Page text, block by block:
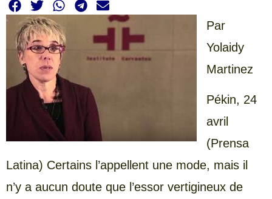
Par
Yolaidy
Martinez
Pékin, 24
avril
(Prensa
Latina) Certains l’appellent une mode, mais il
n’y a aucun doute que l’essor vertigineux de